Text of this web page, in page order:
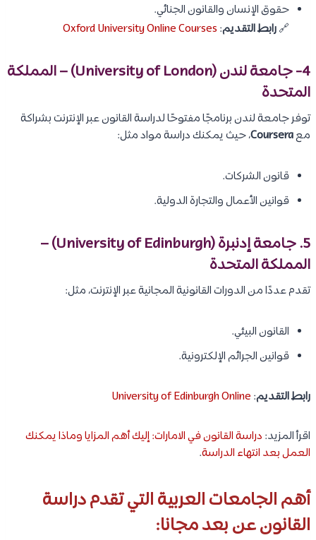
حقوق الإنسان والقانون الجنائي.
🔗رابط التقديم:
Oxford University Online Courses
4- جامعة لندن (University of London) – المملكة
المتحدة
توفر جامعة لندن برنامجًا مفتوحًا لدراسة القانون عبر الإنترنت بشراكة
معCoursera، حيث يمكنك دراسة مواد مثل:
قانون الشركات.
قوانين الأعمال والتجارة الدولية.
5. جامعة إدنبرة (University of Edinburgh) –
المملكة المتحدة
تقدم عددًا من الدورات القانونية المجانية عبر الإنترنت، مثل:
القانون البيئي.
قوانين الجرائم الإلكترونية.
رابط التقديم:
University of Edinburgh Online
اقرأ المزيد: دراسة القانون في الامارات: إليك أهم المزايا وماذا يمكنك
العمل بعد انتهاء الدراسة.
أهم الجامعات العربية التي تقدم دراسة
القانون عن بعد مجانا: